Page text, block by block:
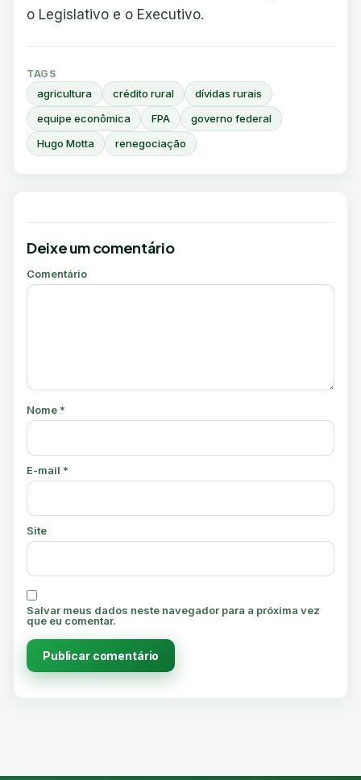
o Legislativo e o Executivo.
TAGS
agricultura crédito rural
dívidas rurais
equipe econômica
FPA
governo federal
Hugo Motta
renegociação
Deixe um comentário
Comentário
Nome *
E-mail *
Site
Salvar meus dados neste navegador para a próxima vez
que eu comentar.